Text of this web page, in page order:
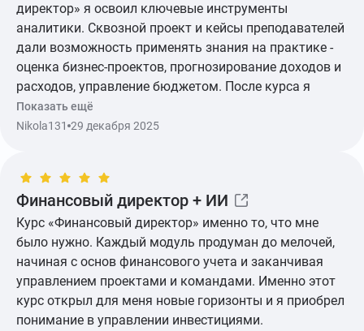
директор» я освоил ключевые инструменты
аналитики. Сквозной проект и кейсы преподавателей
дали возможность применять знания на практике -
оценка бизнес-проектов, прогнозирование доходов и
расходов, управление бюджетом. После курса я
получил повышение и смог претендовать на более
высокооплачиваемые вакансии.
Показать ещё
Nikola131 29 декабря 2025
Финансовый директор + ИИ
Курс «Финансовый директор» именно то, что мне
было нужно. Каждый модуль продуман до мелочей,
начиная с основ финансового учета и заканчивая
управлением проектами и командами. Именно этот
курс открыл для меня новые горизонты и я приобрел
понимание в управлении инвестициями.